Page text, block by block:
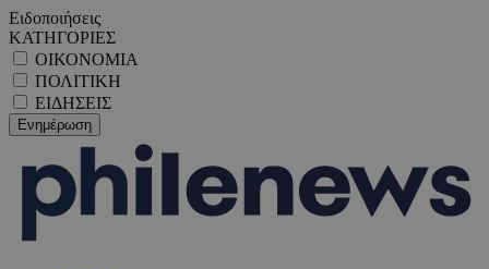
Ειδοποιήσεις
ΚΑΤΗΓΟΡΙΕΣ
ΟΙΚΟΝΟΜΙΑ
ΠΟΛΙΤΙΚΗ
ΕΙΔΗΣΕΙΣ